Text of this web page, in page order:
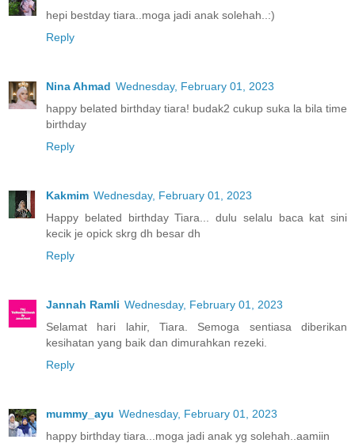
hepi bestday tiara..moga jadi anak solehah..:)
Reply
Nina Ahmad Wednesday, February 01, 2023
happy belated birthday tiara! budak2 cukup suka la bila time
birthday
Reply
Kakmim Wednesday, February 01, 2023
Happy belated birthday Tiara... dulu selalu baca kat sini
kecik je opick skrg dh besar dh
Reply
Jannah Ramli Wednesday, February 01, 2023
Selamat hari lahir, Tiara. Semoga sentiasa diberikan
kesihatan yang baik dan dimurahkan rezeki.
Reply
mummy_ayu Wednesday, February 01, 2023
happy birthday tiara...moga jadi anak yg solehah..aamiin